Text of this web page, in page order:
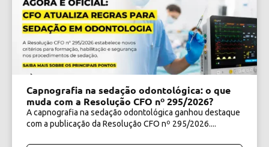
Capnografia na sedação odontológica: o que
muda com a Resolução CFO nº 295/2026?
A capnografia na sedação odontológica ganhou destaque
com a publicação da Resolução CFO nº 295/2026....